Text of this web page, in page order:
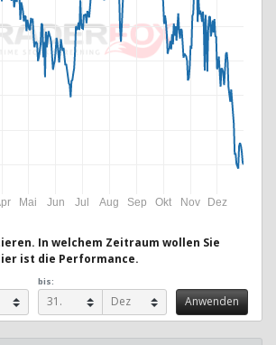
Mai Jun Jul Aug Sep Okt Nov Dez
In welchem Zeitraum wollen Sie
ist die Performance.
bis: